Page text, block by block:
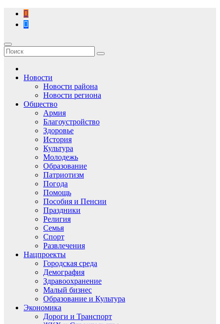
Перейти
содержимому
Новости
Новости района
Новости региона
Общество
Армия
Благоустройство
Здоровье
История
Культура
Молодежь
Образование
Патриотизм
Погода
Помощь
Пособия и Пенсии
Праздники
Религия
Семья
Спорт
Развлечения
Нацпроекты
Городская среда
Демография
Здравоохранение
Малый бизнес
Образование и Культура
Экономика
Дороги и Транспорт